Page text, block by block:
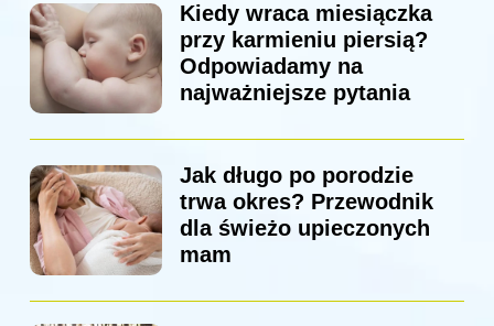
Kiedy wraca miesiączka
przy karmieniu piersią?
Odpowiadamy na
najważniejsze pytania
Jak długo po porodzie
trwa okres? Przewodnik
dla świeżo upieczonych
mam